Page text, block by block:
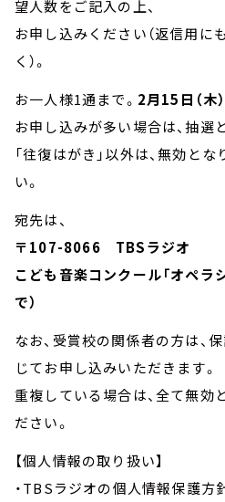
望人数をご記入の上、
お申し込みください（返信用に
く）。
お一人様1通まで。 2月15日（木
お申し込みが多い場合は、抽選
「往復はがき」以外は、無効と
い。
宛先は、
〒107-8066 TBSラジオ
こども音楽コンクール「オペラ
で）
なお、受賞校の関係者の方は、
じてお申し込みいただきます。
重複している場合は、全て無効
ださい。
【個人情報の取り扱い】
・TBSラジオの個人情報保護方